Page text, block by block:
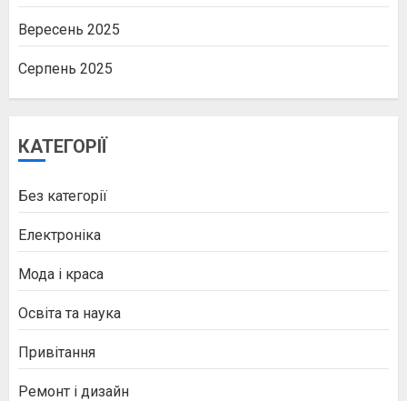
Вересень 2025
Серпень 2025
КАТЕГОРІЇ
Без категорії
Електроніка
Мода і краса
Освіта та наука
Привітання
Ремонт і дизайн